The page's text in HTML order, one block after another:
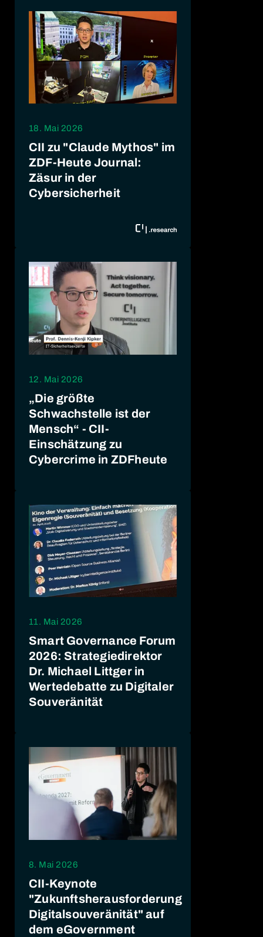
18. Mai 2026
CII zu "Claude Mythos" im
ZDF-Heute Journal:
Zäsur in der
Cybersicherheit
12. Mai 2026
„Die größte
Schwachstelle ist der
Mensch“ - CII-
Einschätzung zu
Cybercrime in ZDFheute
11. Mai 2026
Smart Governance Forum
2026: Strategiedirektor
Dr. Michael Littger in
Wertedebatte zu Digitaler
Souveränität
8. Mai 2026
CII-Keynote
"Zukunftsherausforderung
Digitalsouveränität" auf
dem eGovernment